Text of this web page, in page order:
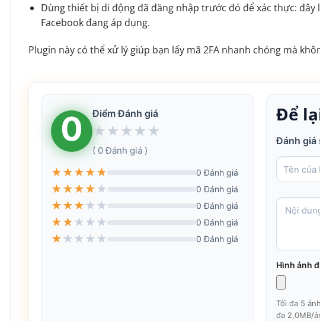
Dùng thiết bị di động đã đăng nhập trước đó để xác thực:
Facebook đang áp dụng.
Plugin này có thể xử lý giúp bạn lấy mã 2FA nhanh chóng mà
0 Điểm Đánh giá
★ ★ ★ ★ ★
( 0 Đánh giá )
★★★★★ 0 Đánh giá
★★★★★ 0 Đánh giá
★★★★ ★ 0 Đánh giá
★★★ ★ ★ 0 Đánh giá
★★ ★ ★ ★ 0 Đánh giá
Để
Đánh giá
Hình ảnh
Tối đa 5
đa 2,0MB/